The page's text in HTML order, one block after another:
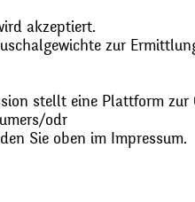
akzeptiert.
zur
stellt eine Plattform
odr
Sie oben im Impressum.